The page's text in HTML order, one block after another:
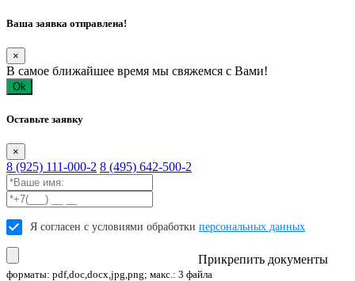
Ваша заявка отправлена!
×
В самое ближайшее время мы свяжемся с Вами!
Ok
Оставьте заявку
×
8 (925) 111-000-2 8 (495) 642-500-2
Я согласен с условиями обработки персональных данных
Прикрепить документы
форматы: pdf,doc,docx,jpg,png; макс.: 3 файла